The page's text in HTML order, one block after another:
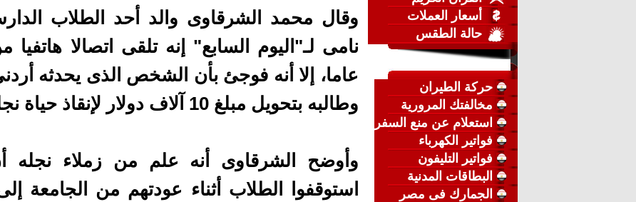
أسعار العملات
حالة الطقس
حركة الطيران
مخالفتك المرورية
استعلام عن منع السفر
فواتير الكهرباء
فواتير التليفون
البطاقات المدنية
الجمارك فى مصر
وقال محمد الشرقاوى والد أحد الطلاب
عاما، إلا أنه فوجئ بأن الشخص الذى يحدثه
وطالبه بتحويل مبلغ 10 آلاف دولار لإنقاذ حياة نجله من القتل.
وأوضح الشرقاوى أنه علم من زملاء
استوقفوا الطلاب أثناء عودتهم من الجامعة